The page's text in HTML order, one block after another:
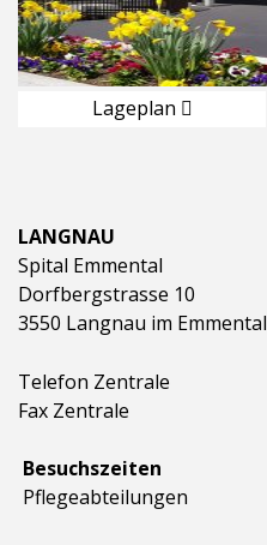
Lageplan
LANGNAU
Spital Emmental
Dorfbergstrasse 10
3550 Langnau im Emmental
Telefon Zentrale
Fax Zentrale
Besuchszeiten
Pflegeabteilungen